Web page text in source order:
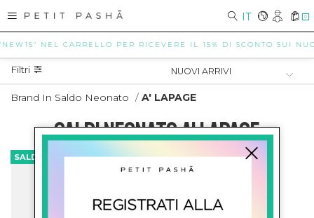
IT 0
NEL CARRELLO PER RICEVERE IL 15% DI SCONTO SUI
Filtri
Brand In Saldo Neonato / A' LAPAGE
SALDI NEONATO A' LAPAGE
SALDI